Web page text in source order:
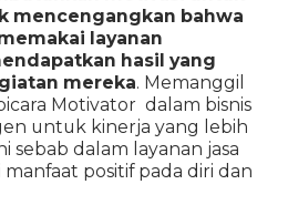
mencengangkan bahwa
layanan
hasil yang
mereka. Memanggil
Motivator dalam bisnis
untuk kinerja yang lebih
sebab dalam layanan jasa
positif pada diri dan